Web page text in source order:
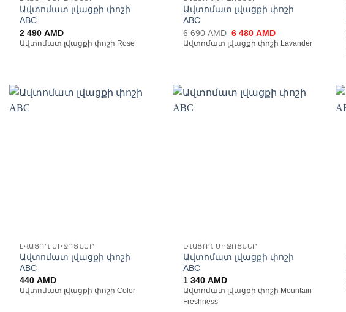
Ավտոմատ լվացքի փոշի
ABC
2 490AMD
Ավտոմատ լվացքի փոշի Rose
Ավտոմատ լվացքի փոշի
ABC
6 690AMD Original
price
was:
6 480AMDCurrent
price
is:
Ավտոմատ լվացքի փոշի Lavander
ԼՎԱՑՈՂ ՄԻՋՈՑՆԵՐ
Ավտոմատ լվացքի փոշի
ABC
440AMD
Ավտոմատ լվացքի փոշի Color
ԼՎԱՑՈՂ ՄԻՋՈՑՆԵՐ
Ավտոմատ լվացքի փոշի
ABC
1 340 AMD
Ավտոմատ լվացքի փոշի Mountain
Freshness